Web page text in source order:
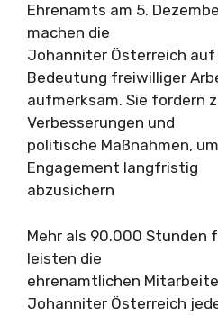
Ehrenamts am 5.
machen die
Johanniter Österreich
Bedeutung freiwilliger
aufmerksam. Sie fordern
Verbesserungen und
politische Maßnahmen,
Engagement langfristig
abzusichern
Mehr als 90.000 Stunden
leisten die
ehrenamtlichen
Johanniter Österreich